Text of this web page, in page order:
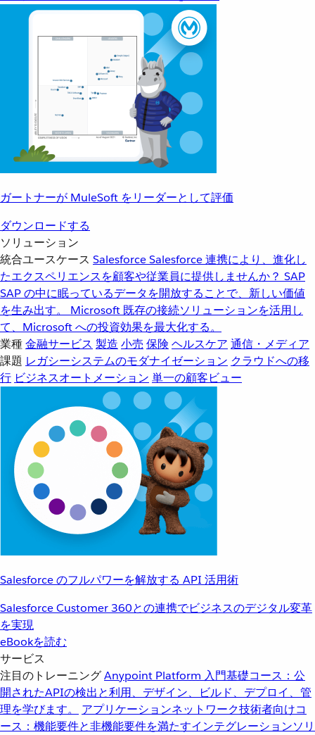
ガートナーが MuleSoft をリーダーとして評価
ダウンロードする
ソリューション
統合ユースケース SalesforceSalesforce 連携により、進化し
たエクスペリエンスを顧客や従業員に提供しませんか？ SAP
SAP の中に眠っているデータを開放することで、新しい価値
を生み出す。
Microsoft 既存の接続ソリューションを活用し
て、Microsoft への投資効果を最大化する。
業種金融サービス 製造 小売 保険 ヘルスケア 通信・メディア
課題 レガシーシステムのモダナイゼーション クラウドへの移
行 ビジネスオートメーション 単一の顧客ビュー
Salesforce のフルパワーを解放する API 活用術
Salesforce Customer 360との連携でビジネスのデジタル変革
を実現
eBookを読む
サービス
注目のトレーニングAnypoint Platform 入門基礎コース：公
開されたAPIの検出と利用、デザイン、ビルド、デプロイ、管
理を学びます。
アプリケーションネットワーク技術者向けコ
ース：機能要件と非機能要件を満たすインテグレーションソリ